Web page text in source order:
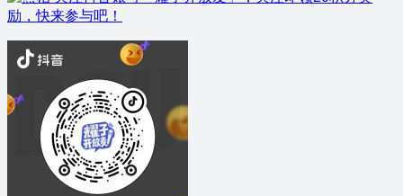
励，快来参与吧！